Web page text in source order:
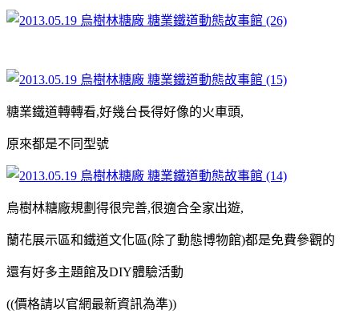
糖業鐵道轉轉看,好幾台長得好像的火車頭,
原來都是不同型號
烏樹林糖廠規劃得很完善,很適合全家出遊,
蘭花展示區和鐵道文化區(除了動態博物館)都是免費參觀的
還有好多主題館及DIY體驗活動
((價格請以官網最新資訊為準))